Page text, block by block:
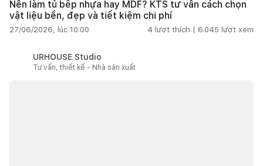
Nên làm tủ bếp nhựa hay MDF? KTS tư vấn cách chọn
vật liệu bền, đẹp và tiết kiệm chi phí
27/06/2026, lúc 10:00 4 lượt thích | 6.045 lượt xem
URHOUSE Studio
Tư vấn, thiết kế - Nhà sản xuất